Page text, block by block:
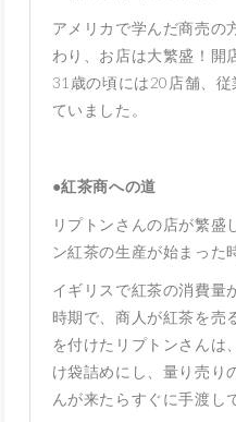
アメリカで学んだ商売の
わり、お店は大繁盛！開
31歳の頃には20店舗、
ていました。
●紅茶商への道
リプトンさんの店が繁盛
ン紅茶の生産が始まった
イギリスで紅茶の消費量
時期で、商人が紅茶を売
を付けたリプトンさんは
け袋詰めにし、量り売り
んが来たらすぐに手渡し